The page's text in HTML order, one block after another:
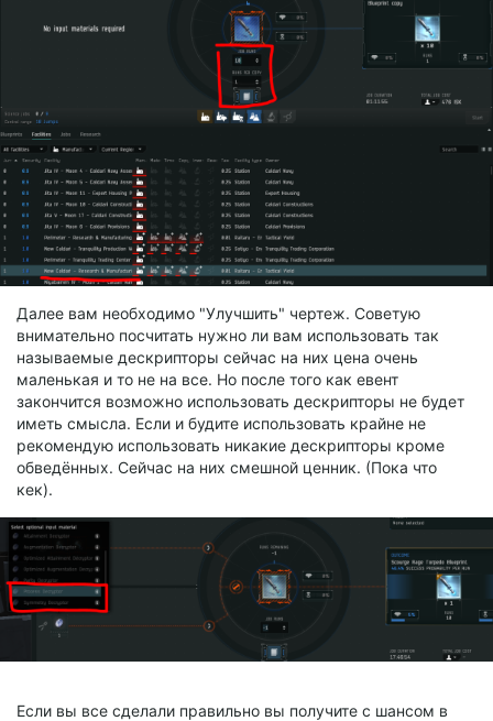
Далее вам необходимо "Улучшить" чертеж. Советую
внимательно посчитать нужно ли вам использовать так
называемые дескрипторы сейчас на них цена очень
маленькая и то не на все. Но после того как евент
закончится возможно использовать дескрипторы не будет
иметь смысла. Если и будите использовать крайне не
рекомендую использовать никакие дескрипторы кроме
обведённых. Сейчас на них смешной ценник. (Пока что
кек).
Если вы все сделали правильно вы получите с шансом в